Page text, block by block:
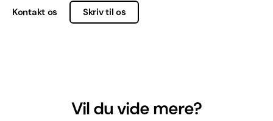
Kontakt os Skriv til os
Vil du vide mere?